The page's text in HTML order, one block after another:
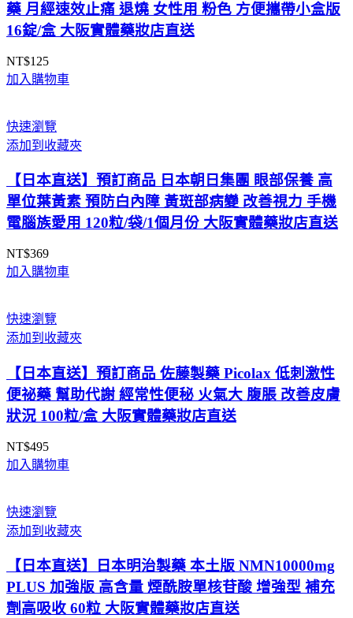
阪
實
藥
妝
直
送
量
藥 月經速效止痛 退燒 女性用 粉色 方便攜帶小盒版
16錠/盒 大阪實體藥妝店直送
NT$125
加入購物車
快速瀏覽
添加到收藏夾
【日本直送】預訂商品 日本朝日集團 眼部保養 高
單位葉黃素 預防白內障 黃斑部病變 改善視力 手機
電腦族愛用 120粒/袋/1個月份 大阪實體藥妝店直送
NT$369
加入購物車
快速瀏覽
添加到收藏夾
【日本直送】預訂商品 佐藤製藥 Picolax 低刺激性
便祕藥 幫助代謝 經常性便秘 火氣大 腹脹 改善皮膚
狀況 100粒/盒 大阪實體藥妝店直送
NT$495
加入購物車
快速瀏覽
添加到收藏夾
【日本直送】日本明治製藥 本土版 NMN10000mg
PLUS 加強版 高含量 煙酰胺單核苷酸 增強型 補充
劑高吸收 60粒 大阪實體藥妝店直送